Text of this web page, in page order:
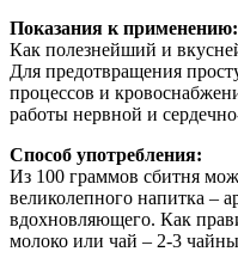
Показания к применению:
Как полезнейший и
Для предотвращения
процессов и
работы нервной и
Способ употребления:
Из 100 граммов сбитня
великолепного напитка –
вдохновляющего. Как
молоко или чай – 2-3